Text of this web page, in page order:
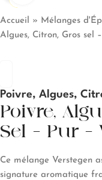
Accueil » Mélanges
Algues, Citron, Gros sel
Poivre, Algues,
Poivre,
Sel – Pur –
Ce mélange Verstegen
signature aromatique